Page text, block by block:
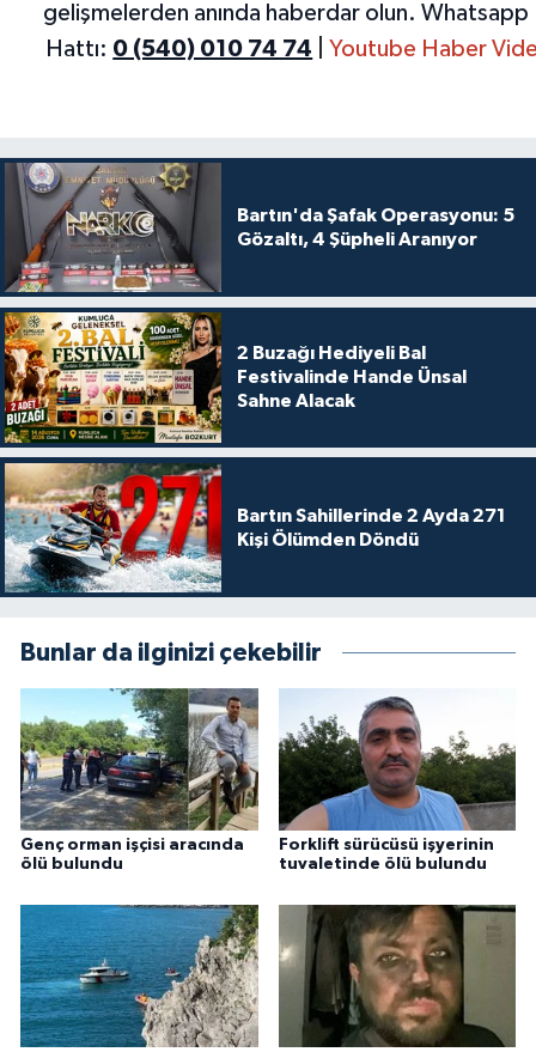
gelişmelerden anında haberdar olun. Whatsapp
Hattı: 0 (540) 010 74 74 Youtube Haber
Bartın'da Şafak Operasyonu: 5
Gözaltı, 4 Şüpheli Aranıyor
2 Buzağı Hediyeli Bal
Festivalinde Hande Ünsal
Sahne Alacak
Bartın Sahillerinde 2 Ayda 271
Kişi Ölümden Döndü
Bunlar da ilginizi çekebilir
Genç orman işçisi aracında
ölü bulundu
Forklift sürücüsü işyerinin
tuvaletinde ölü bulundu